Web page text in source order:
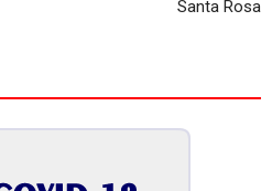
Santa Rosa